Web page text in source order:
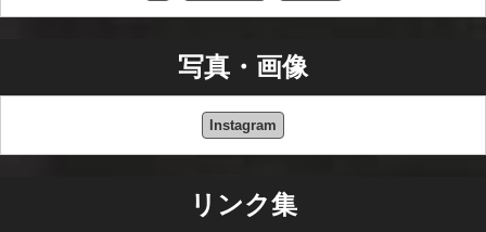
写真・画像
Instagram
リンク集